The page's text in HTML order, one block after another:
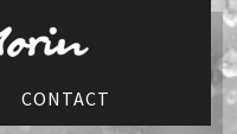
CONTACT